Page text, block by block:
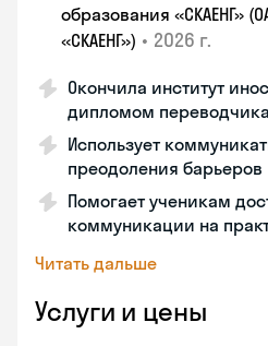
образования «СКАЕНГ»
«СКАЕНГ») • 2026 г.
Окончила институт
дипломом переводчика
Использует
преодоления барьеров
Помогает ученикам
коммуникации на
Читать дальше
Услуги и цены